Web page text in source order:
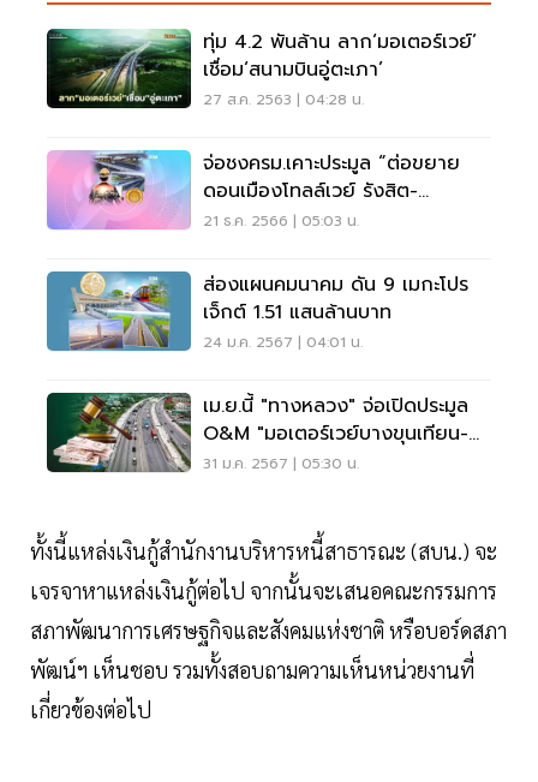
ทุ่ม 4.2 พันล้าน ลาก‘มอเตอร์เวย์’
เชื่อม‘สนามบินอู่ตะเภา’
27 ส.ค. 2563 | 04:28 น.
จ่อชงครม.เคาะประมูล “ต่อขยาย
ดอนเมืองโทลล์เวย์ รังสิต-
บางปะอิน”
21 ธ.ค. 2566 | 05:03 น.
ส่องแผนคมนาคม ดัน 9 เมกะโปร
เจ็กต์ 1.51 แสนล้านบาท
24 ม.ค. 2567 | 04:01 น.
เม.ย.นี้ "ทางหลวง" จ่อเปิดประมูล
O&M "มอเตอร์เวย์บางขุนเทียน-
บ้านแพ้ว"
31 ม.ค. 2567 | 05:30 น.
ทั้งนี้แหล่งเงินกู้สำนักงานบริหารหนี้สาธารณะ (สบน.) จะ
เจรจาหาแหล่งเงินกู้ต่อไป จากนั้นจะเสนอคณะกรรมการ
สภาพัฒนาการเศรษฐกิจและสังคมแห่งชาติ หรือบอร์ดสภา
พัฒน์ฯ เห็นชอบ รวมทั้งสอบถามความเห็นหน่วยงานที่
เกี่ยวข้องต่อไป